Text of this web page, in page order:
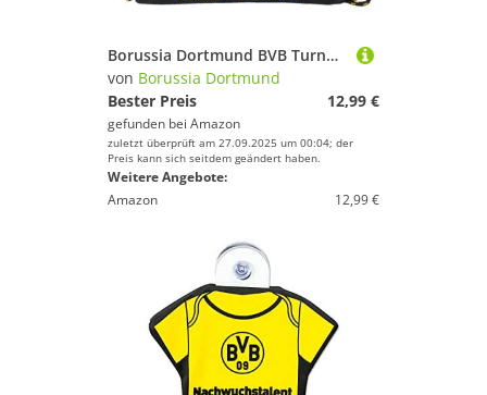
Borussia Dortmund BVB Turnbeutel - Sportlicher Gym-Bag mit BVB-Emblem, 100% Polyester, Kordelzug, ideal für Training, Sport und Freizeit, Schwarz
von Borussia Dortmund
Bester Preis
12,99 €
gefunden bei Amazon
zuletzt überprüft am 27.09.2025 um 00:04; der
Preis kann sich seitdem geändert haben.
Weitere Angebote:
Amazon
12,99 €